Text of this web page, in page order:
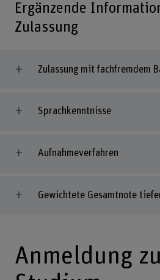
Ergänzende
Zulassung
Zulassung mit fachfremdem
Sprachkenntnisse
Aufnahmeverfahren
Gewichtete Gesamtnote
Anmeldung